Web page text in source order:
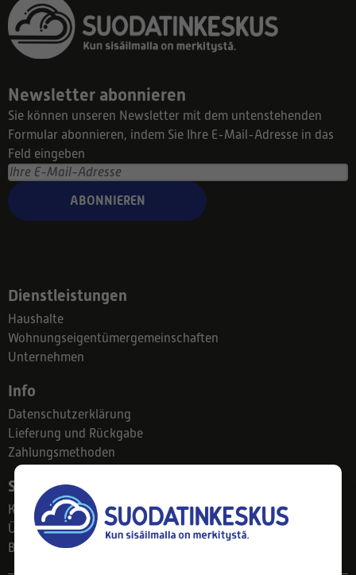
Newsletter abonnieren
Sie können unseren Newsletter mit dem untenstehenden
Formular abonnieren, indem Sie Ihre E-Mail-Adresse in das
Feld eingeben
ABONNIEREN
Dienstleistungen
Haushalte
Wohnungseigentümergemeinschaften
Unternehmen
Info
Datenschutzerklärung
Lieferung und Rückgabe
Zahlungsmethoden
Suodatinkeskus
Kontakt
Über uns
Blog